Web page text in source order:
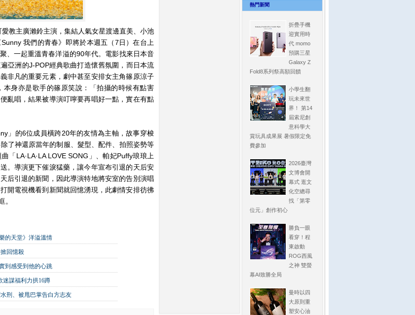
教主廣瀨鈴主演，集結人氣女星渡邊直美、小池
我們的青春》即將於本週五（7日）在台上
、一起重溫青春洋溢的90年代。電影找來日本音
亞洲的J-POP經典歌曲打造懷舊氛圍，而日本流
非凡的重要元素，劇中甚至安排女主角篠原涼子
身亦是歌手的篠原笑說：「拍攝的時候有點害
亂唱，結果被導演叮嚀要再唱好一點，實在有點
」的6位成員橫跨20年的友情為主軸，故事穿梭
了神還原當年的制服、髮型、配件、拍照姿勢等
「LA·LA·LA LOVE SONG」、帕妃Puffy琅琅上
。導演更下催淚猛藥，讓今年宣布引退的天后安
后引退的新聞，因此導演特地將安室的告別演唱
開電視機看到新聞就回憶湧現，此劇情安排彷彿
。
的天堂》洋溢溫情
回憶殺
到感受到他的心跳
迷謀福利力拱16蹲
刑、被甩巴掌告白方志友
熱門新聞
折疊手機
迎實用時
代 momo
預購三星
Galaxy Z
Fold8系列祭高額回饋
小學生翻
玩未來世
界！ 第14
屆索尼創
意科學大
賞玩具成果展 暑假限定免
費參加
2026臺灣
文博會開
幕式 逛文
化空總尋
找「第零
位元」創作初心
勝負一眼
看穿！程
東啟動
ROG西風
之神 雙螢
幕AI致勝全局
曼時以四
大原則重
塑安心油